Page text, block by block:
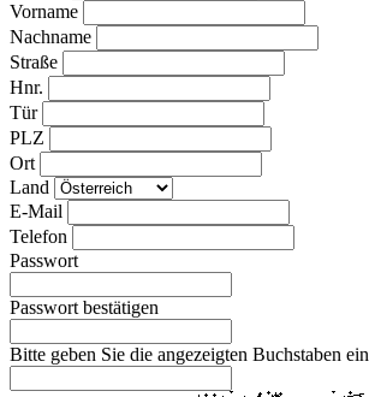
Vorname
Nachname
Straße
Hnr.
Tür
PLZ
Ort
Land
E-Mail
Telefon
Passwort
Passwort bestätigen
Bitte geben Sie die angezeigten Buchstaben ein